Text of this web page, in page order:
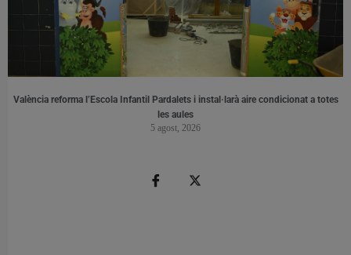
València reforma l’Escola Infantil Pardalets i instal·larà aire condicionat a totes
les aules
5 agost, 2026